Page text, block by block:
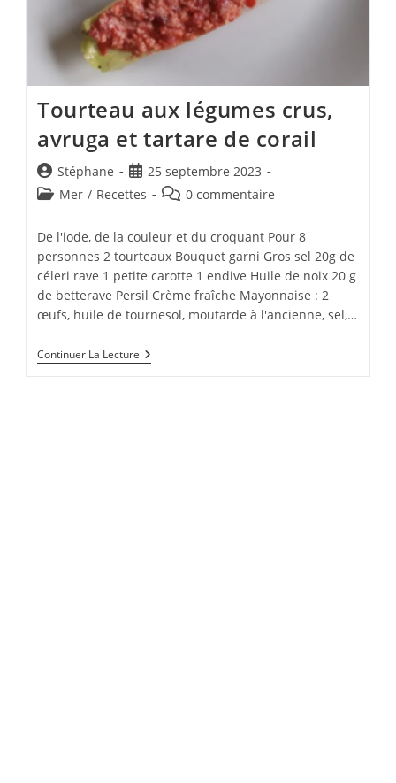
Tourteau aux légumes crus,
avruga et tartare de corail
Auteur/autrice
de
Stéphane
Publication
publiée :
25 septembre 2023
PostMer / Recettes
Commentaires
la
publication :
0 commentaire
De l'iode, de la couleur et du croquant Pour 8
personnes 2 tourteaux Bouquet garni Gros sel 20g de
céleri rave 1 petite carotte 1 endive Huile de noix 20 g
de betterave Persil Crème fraîche Mayonnaise : 2
œufs, huile de tournesol, moutarde à l'ancienne, sel,…
Continuer La Lecture Tourteau
Aux